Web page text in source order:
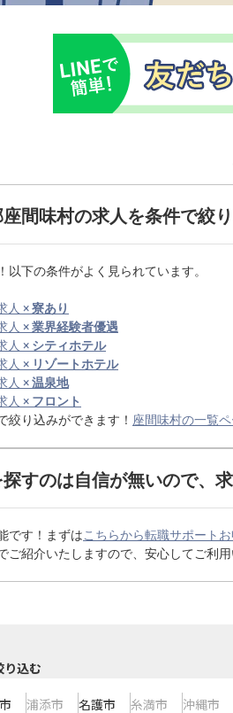
間味村の求人を条件で絞
以下の条件がよく見られています。
人 ×寮あり
人 ×業界経験者優遇
人 × シティホテル
人 × リゾートホテル
人 ×温泉地
人 × フロント
絞り込みができます！ 座間味村の一覧
すのは自信が無いので、
です！まずはこちらから転職サポート
ご紹介いたしますので、安心してご利用
り込む
浦添市 名護市 糸満市 沖縄市